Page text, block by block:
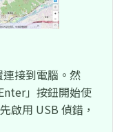
接到電腦。然
」按鈕開始使
啟用 USB 偵錯，